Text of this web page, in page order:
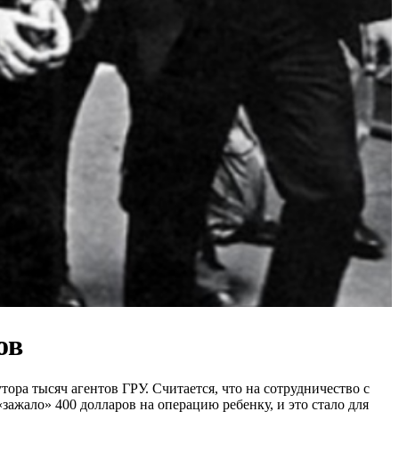
тысяч агентов ГРУ. Считается, что на сотрудничество с
400 долларов на операцию ребенку, и это стало для